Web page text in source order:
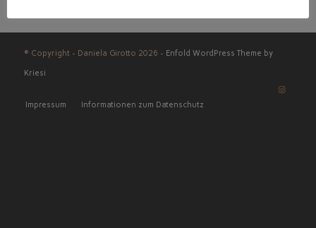
© Copyright - Daniela Girotto 2026 - Enfold WordPress Theme by
Kriesi
Impressum Informationen zum Datenschutz